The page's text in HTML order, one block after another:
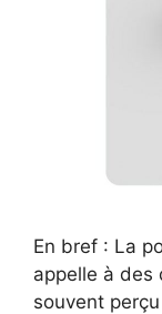
En bref : La
appelle à des
souvent